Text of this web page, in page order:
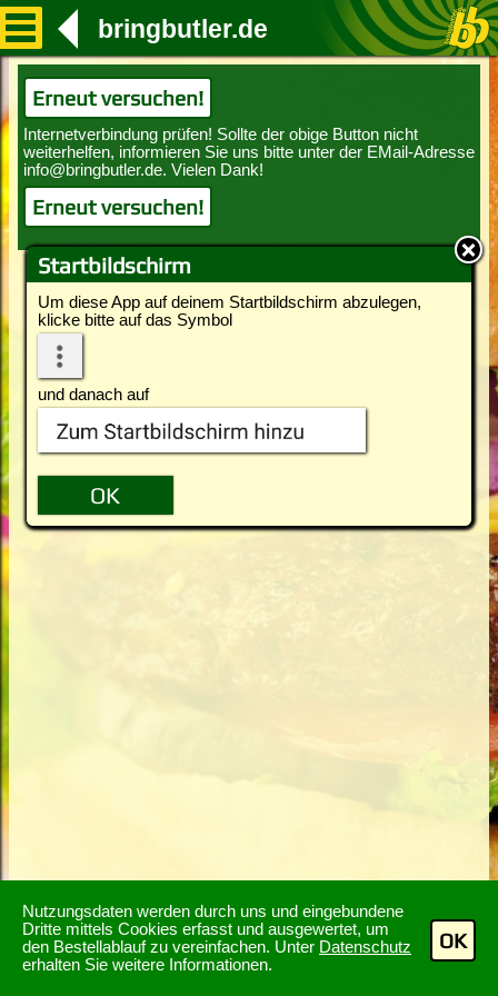
Nutzungsdaten werden durch uns und eingebundene
Dritte mittels Cookies erfasst und ausgewertet, um
den Bestellablauf zu vereinfachen. Unter Datenschutz
erhalten Sie weitere Informationen.
OK
Startbildschirm
Um diese App auf deinem Startbildschirm abzulegen,
klicke bitte auf das Symbol
und danach auf
bringbutler.de
Erneut versuchen!
Erneut versuchen!